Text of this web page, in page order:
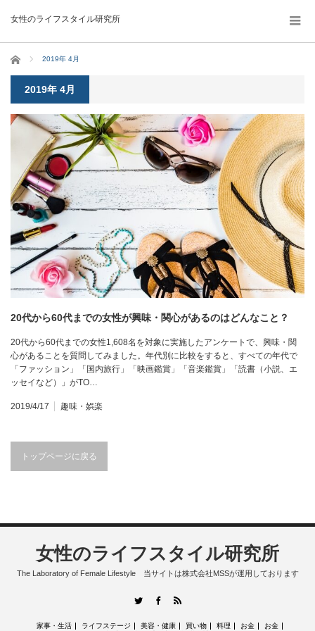
女性のライフスタイル研究所
ホーム 2019年 4月
2019年 4月
20代から60代までの女性が興味・関心があるのはどんなこと？
20代から60代までの女性1,608名を対象に実施したアンケートで、興味・関
心があることを質問してみました。年代別に比較をすると、すべての年代で
「ファッション」「国内旅行」「映画鑑賞」「音楽鑑賞」「読書（小説、エ
ッセイなど）」がTO…
2019/4/17 趣味・娯楽
トップページに戻る
女性のライフスタイル研究所
The Laboratory of Female Lifestyle 当サイトは株式会社MSSが運用しております
Twitter Facebook
家事・生活 ライフステージ 美容・健康 買い物 料理 お金
お金